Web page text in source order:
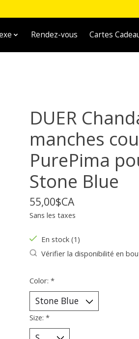
Rendez-vous Cartes
DUER
manches
PurePima
Stone Blue
55,00$CA
Sans les taxes
En stock (1)
Vérifier la disponibilité en
Color: *
Size: *